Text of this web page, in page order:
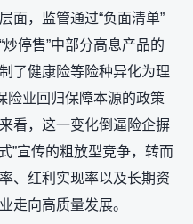
面，监管通过“负面清单”
停售”中部分高息产品的
了健康险等险种异化为理
险业回归保障本源的政策
看，这一变化倒逼险企摒
”宣传的粗放型竞争，转而
、红利实现率以及长期资
走向高质量发展。